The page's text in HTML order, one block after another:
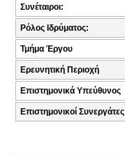
Συνέταιροι:
Ρόλος Ιδρύματος:
Τμήμα Έργου
Ερευνητική Περιοχή
Επιστημονικά Υπεύθυνος
Επιστημονικοί Συνεργάτες